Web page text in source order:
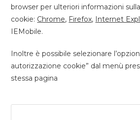
browser per ulteriori informazioni
cookie: Chrome, Firefox, Internet
IEMobile.
Inoltre è possibile selezionare
autorizzazione cookie” dal menù
stessa pagina